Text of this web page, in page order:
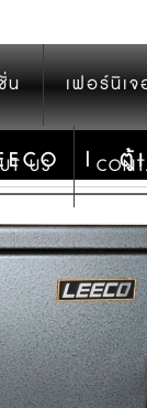
น เฟอร์นิเ
US |ตู้